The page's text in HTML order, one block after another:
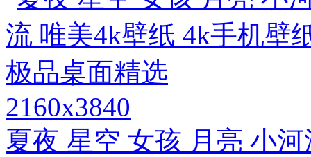
2160x3840
夏夜 星空 女孩 月亮 小